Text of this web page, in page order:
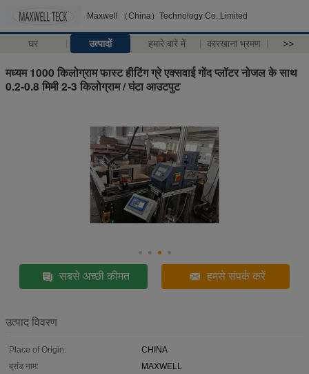
Maxwell （China）Technology Co.,Limited
घर उत्पादों हमारे बारे में कारखाना भ्रमण >>
मध्यम 1000 किलोग्राम फास्ट हीटिंग ग्रे एक्सवाई गोंद प्लॉटर नोजल के साथ
0.2-0.8 मिमी 2-3 किलोग्राम / घंटा आउटपुट
सबसे अच्छी कीमत हमसे संपर्क करें
उत्पाद विवरण
Place of Origin:
CHINA
ब्रांड नाम:
MAXWELL